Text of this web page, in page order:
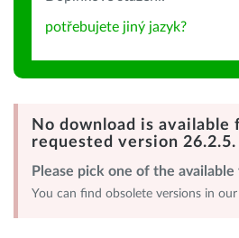
potřebujete jiný jazyk?
No download is available
requested version 26.2.5.
Please pick one of the
You can find obsolete versions in our